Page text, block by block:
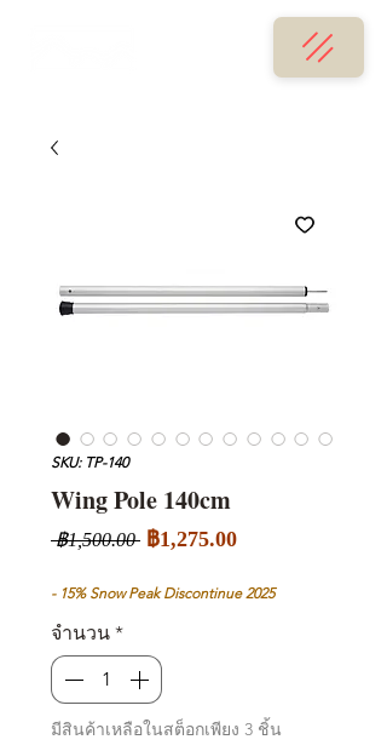
SKU: TP-140
Wing Pole 140cm
฿1,500.00 ราคา
฿1,275.00ราคา
ลด
- 15% Snow Peak Discontinue 2025
จำนวน *
มีสินค้าเหลือในสต็อกเพียง 3 ชิ้น